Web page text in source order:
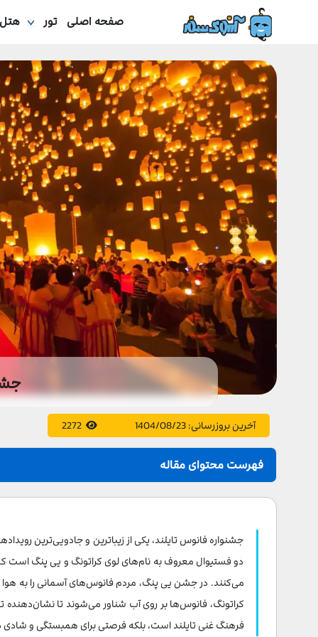
صفحه اصلی تور هتل
آخرین بروزرسانی:1404/08/23
2272
فهرست محتوای مقاله
جشن فانوس تایلند: یی پنگ در مقابل لوی کراتونگ
تاریخچه جشن فانوس یی پنگ
بهترین مکان ها در چیانگ مای برای تماشای جشنواره یی
تاریخ های برگزاری یی پنگ
جشنواره فانوس تایلند، یکی از زیباترین و جادویی‌ترین
دو فستیوال معروف به نام‌های لوی کراتونگ و یی پنگ است
می‌کنند. در جشن یی پنگ، مردم فانوس‌های آسمانی را به
کراتونگ، فانوس‌ها بر روی آب شناور می‌شوند تا نشان‌دهنده
فرهنگ غنی تایلند است، بلکه فرصتی برای همبستگی و شادی